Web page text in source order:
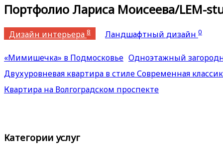
Портфолио Лариса Моисеева/LEM-
Дизайн интерьера 8 Ландшафтный дизайн 0
«Мимишечка» в Подмосковье Одноэтажный
Двухуровневая квартира в стиле Современная
Квартира на Волгоградском проспекте
Категории услуг